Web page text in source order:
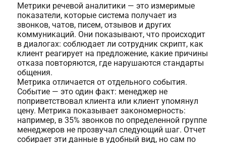
Метрики речевой аналитики — это измеримые
показатели, которые система получает из
звонков, чатов, писем, отзывов и других
коммуникаций. Они показывают, что происходит
в диалогах: соблюдает ли сотрудник скрипт, как
клиент реагирует на предложение, какие причины
отказа повторяются, где нарушаются стандарты
общения.
Метрика отличается от отдельного события.
Событие — это один факт: менеджер не
поприветствовал клиента или клиент упомянул
цену. Метрика показывает закономерность:
например, в 35% звонков по определенной группе
менеджеров не прозвучал следующий шаг. Отчет
собирает эти данные в удобный вид, но сам по